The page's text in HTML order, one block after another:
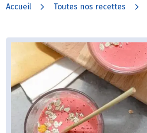
Accueil Toutes nos recettes